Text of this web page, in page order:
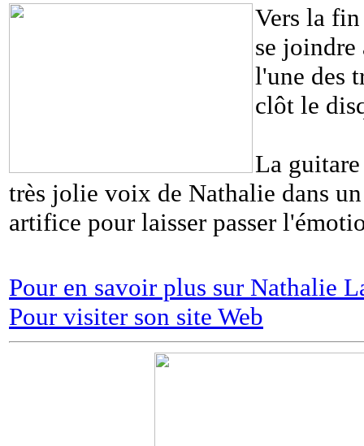
Vers la
se
l'une des
clôt le
La
très jolie voix de Nathalie dans
artifice pour laisser passer
Pour en savoir plus sur Nathalie
Pour visiter son site Web